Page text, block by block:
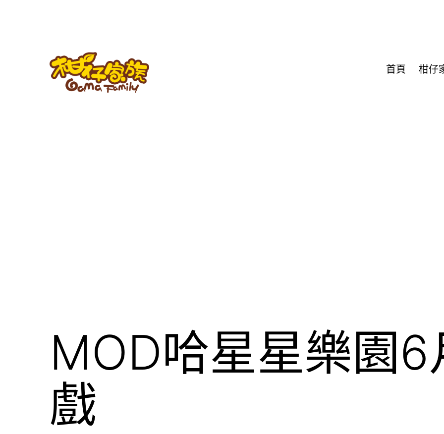
首頁 柑仔
MOD哈星星樂園6
戲